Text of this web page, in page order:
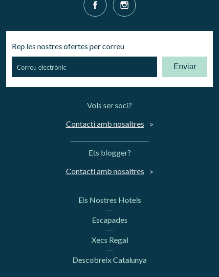
Rep les nostres ofertes per correu
Enviar
Vols ser soci?
Contacti amb nosaltres
Ets blogger?
Contacti amb nosaltres
Els Nostres Hotels
Escapades
Xecs Regal
Descobreix Catalunya